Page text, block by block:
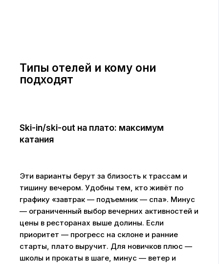
Типы отелей и кому они
подходят
Ski-in/ski-out на плато: максимум
катания
Эти варианты берут за близость к трассам и
тишину вечером. Удобны тем, кто живёт по
графику «завтрак — подъемник — спа». Минус
— ограниченный выбор вечерних активностей и
цены в ресторанах выше долины. Если
приоритет — прогресс на склоне и ранние
старты, плато выручит. Для новичков плюс —
школы и прокаты в шаге, минус — ветер и